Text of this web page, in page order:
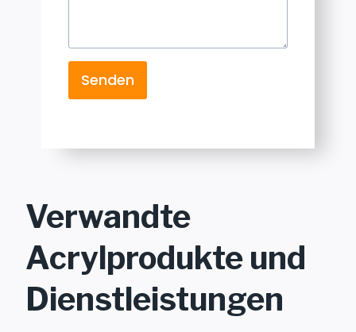
Senden
Verwandte
Acrylprodukte und
Dienstleistungen